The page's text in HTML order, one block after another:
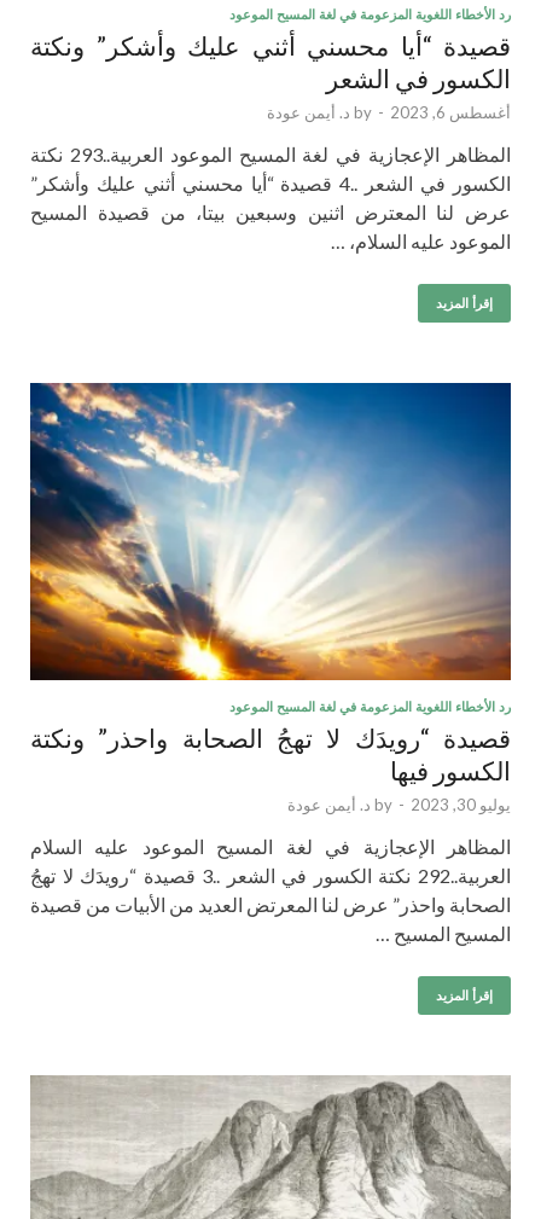
رد الأخطاء اللغوية المزعومة في لغة المسيح الموعود
قصيدة “أيا محسني أثني عليك وأشكر” ونكتة
الكسور في الشعر
أغسطس 6, 2023 -
by د. أيمن عودة
المظاهر الإعجازية في لغة المسيح الموعود العربية..293 نكتة
الكسور في الشعر ..4 قصيدة “أيا محسني أثني عليك وأشكر”
عرض لنا المعترض اثنين وسبعين بيتا، من قصيدة المسيح
الموعود عليه السلام، …
إقرأ المزيد
رد الأخطاء اللغوية المزعومة في لغة المسيح الموعود
قصيدة “رويدَك لا تهجُ الصحابة واحذر” ونكتة
الكسور فيها
يوليو 30, 2023 -
by د. أيمن عودة
المظاهر الإعجازية في لغة المسيح الموعود عليه السلام
العربية..292 نكتة الكسور في الشعر ..3 قصيدة “رويدَك لا تهجُ
الصحابة واحذر” عرض لنا المعرتض العديد من الأبيات من قصيدة
المسيح المسيح …
إقرأ المزيد